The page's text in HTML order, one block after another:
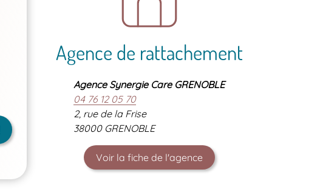
Agence de rattachement
Agence Synergie Care GRENOBLE
04 76 12 05 70
2, rue de la Frise
38000 GRENOBLE
Voir la fiche de l'agence